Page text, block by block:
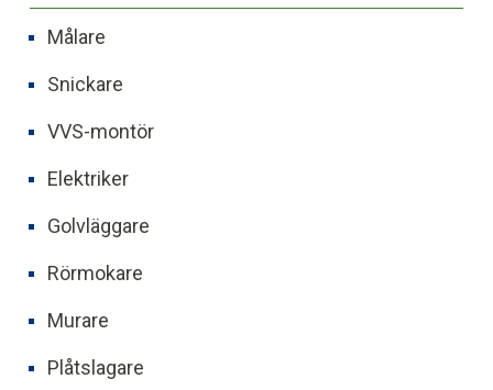
Målare
Snickare
VVS-montör
Elektriker
Golvläggare
Rörmokare
Murare
Plåtslagare